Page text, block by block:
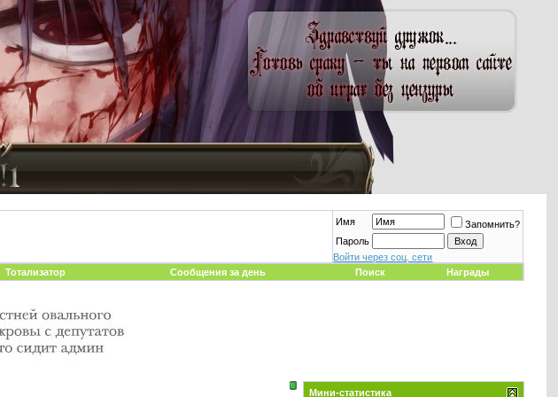
Имя
Запомнить?
Пароль
Войти через соц. сети
Тотализатор Сообщения за день Поиск Награды
Мини-статистика